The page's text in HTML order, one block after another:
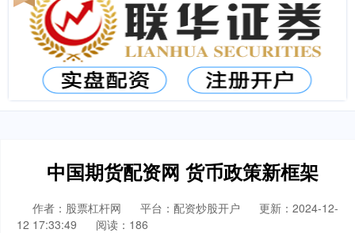
中国期货配资网 货币政策新框架
作者：股票杠杆网 平台：配资炒股开户
更新：2024-12-
12 17:33:49
阅读：186